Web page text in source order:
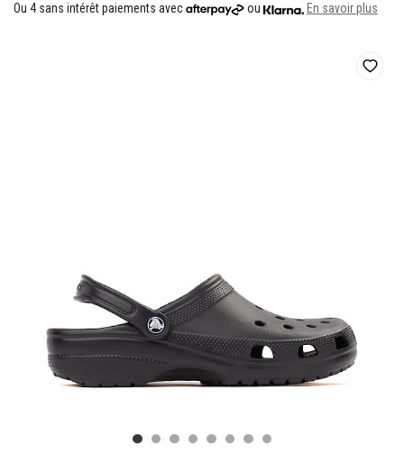
Noir
Ou 4 sans intérêt paiements avec ou En savoir plus